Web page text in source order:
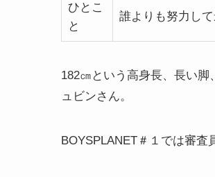
ひとこ
と
誰よりも努力し
182㎝という高身長、長い
ュビンさん。
BOYSPLANET＃１では審査